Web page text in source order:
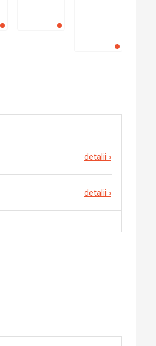
detalii ›
detalii ›